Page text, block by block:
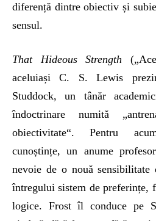
diferență dintre obiectiv și
sensul.
That Hideous Strength
aceluiași C. S. Lewis
Studdock, un tânăr
îndoctrinare numită
obiectivitate“. Pentru
cunoștințe, un anume
nevoie de o nouă sensibilitate
întregului sistem de preferințe,
logice. Frost îl conduce pe